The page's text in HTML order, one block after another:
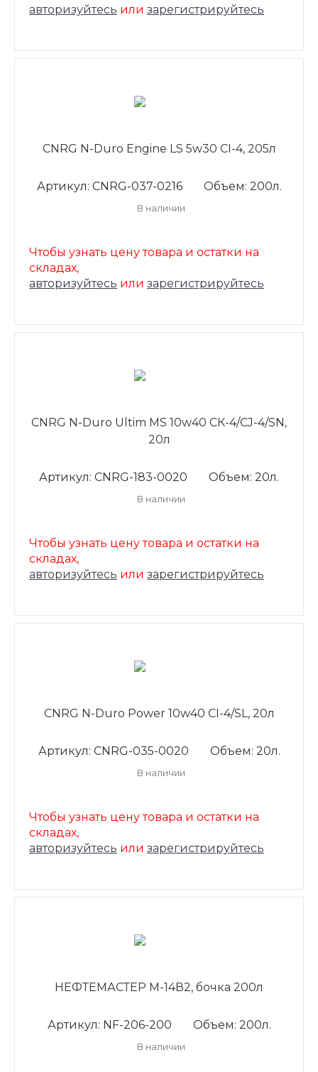
авторизуйтесь или зарегистрируйтесь
CNRG N-Duro Engine LS 5w30 CI-4, 205л
Артикул: CNRG-037-0216 Объем: 200л.
В наличии
Чтобы узнать цену товара и остатки на
складах,
авторизуйтесь или зарегистрируйтесь
CNRG N-Duro Ultim MS 10w40 CК-4/CJ-4/SN,
20л
Артикул: CNRG-183-0020 Объем: 20л.
В наличии
Чтобы узнать цену товара и остатки на
складах,
авторизуйтесь или зарегистрируйтесь
CNRG N-Duro Power 10w40 CI-4/SL, 20л
Артикул: CNRG-035-0020 Объем: 20л.
В наличии
Чтобы узнать цену товара и остатки на
складах,
авторизуйтесь или зарегистрируйтесь
НЕФТЕМАСТЕР М-14В2, бочка 200л
Артикул: NF-206-200 Объем: 200л.
В наличии